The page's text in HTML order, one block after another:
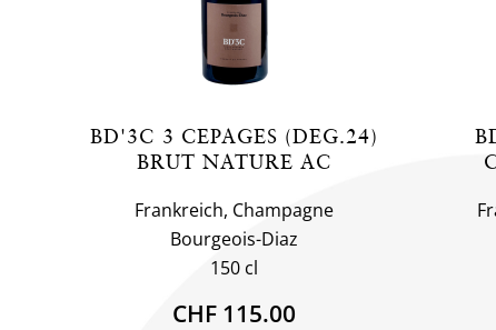
BD'3C 3 CEPAGES (DEG.24)
BRUT NATURE AC
Frankreich, Champagne
Bourgeois-Diaz
150 cl
CHF 115.00